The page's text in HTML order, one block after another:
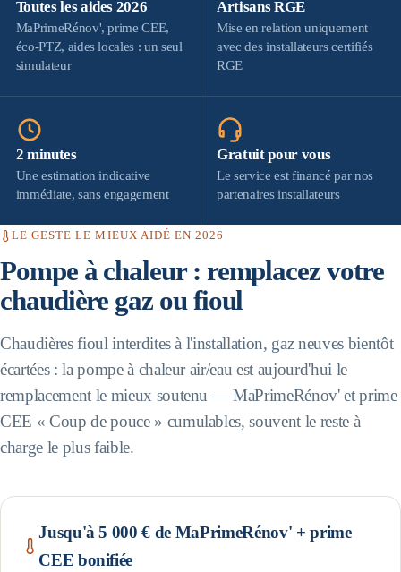
Toutes les aides 2026
MaPrimeRénov', prime CEE,
éco-PTZ, aides locales : un seul
simulateur
Artisans RGE
Mise en relation uniquement
avec des installateurs certifiés
RGE
2 minutes
Une estimation indicative
immédiate, sans engagement
Gratuit pour vous
Le service est financé par nos
partenaires installateurs
LE GESTE LE MIEUX AIDÉ EN 2026
Pompe à chaleur : remplacez votre
chaudière gaz ou fioul
Chaudières fioul interdites à l'installation, gaz neuves bientôt
écartées : la pompe à chaleur air/eau est aujourd'hui le
remplacement le mieux soutenu — MaPrimeRénov' et prime
CEE « Coup de pouce » cumulables, souvent le reste à
charge le plus faible.
Jusqu'à 5 000 € de MaPrimeRénov' + prime
CEE bonifiée